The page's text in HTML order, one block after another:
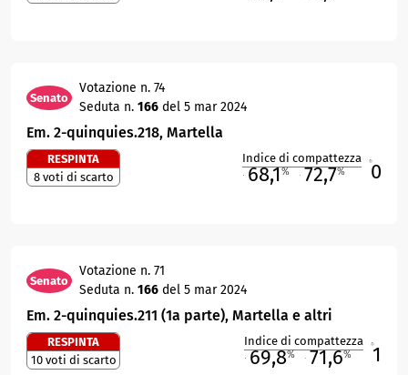
Senato
Votazione n. 74
Seduta n. 166 del 5 mar 2024
Em. 2-quinquies.218, Martella
RESPINTA
8 voti di scarto
Indice di compattezza
68,1% 72,7% 0
Senato
Votazione n. 71
Seduta n. 166 del 5 mar 2024
Em. 2-quinquies.211 (1a parte), Martella e altri
RESPINTA
10 voti di scarto
Indice di compattezza
69,8% 71,6% 1